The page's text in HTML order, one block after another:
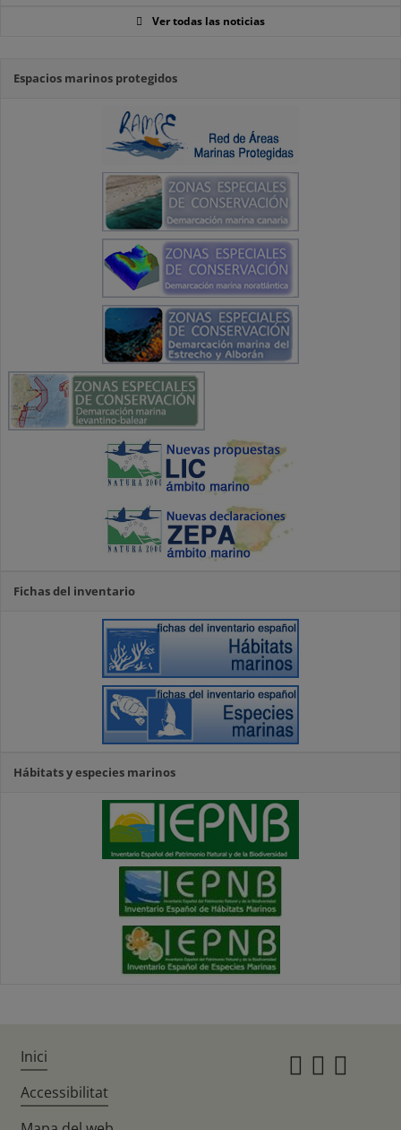
Ver todas las noticias
Espacios marinos protegidos
Fichas del inventario
Hábitats y especies marinos
Inici
Accessibilitat